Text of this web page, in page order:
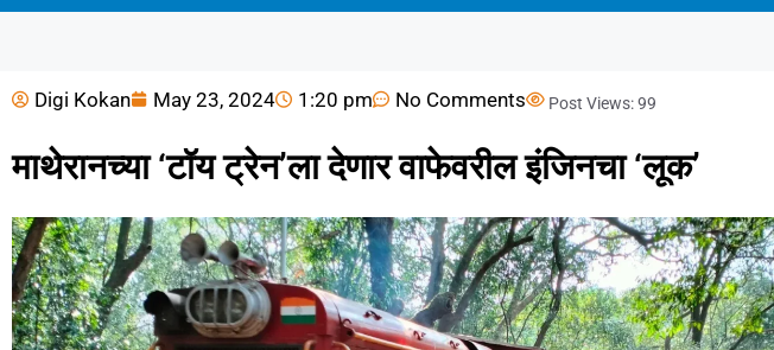
Digi Kokan May 23, 2024 1:20 pm No Comments Post Views:99
माथेरानच्या ‘टॉय ट्रेन’ला देणार वाफेवरील इंजिनचा ‘लूक’